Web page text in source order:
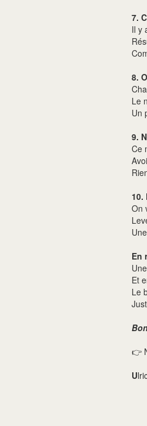
7.
Il y
8.
Le
Un
9.
Ce
On
En
Et
Le
👉
U